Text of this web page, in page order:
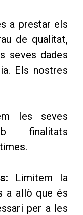
a prestar els
de qualitat,
seves dades
Els nostres
les seves
finalitats
Limitem la
a allò que és
per a les